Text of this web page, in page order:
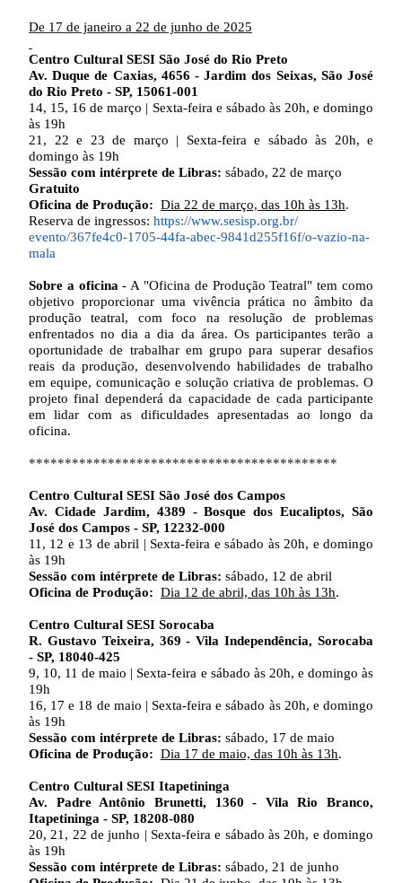
De 17 de janeiro a 22 de junho de 2025
Centro Cultural SESI São José do Rio Preto
Av. Duque de Caxias, 4656 - Jardim dos Seixas, São José
do Rio Preto - SP, 15061-001
14, 15, 16 de março | Sexta-feira e sábado às 20h, e domingo
às 19h
21, 22 e 23 de março | Sexta-feira e sábado às 20h, e
domingo às 19h
Sessão com intérprete de Libras: sábado, 22 de março
Gratuito
Oficina de Produção: Dia 22 de março, das 10h às 13h.
Reserva de ingressos: https://www.sesisp.org.br/
evento/367fe4c0-1705-44fa-abec-9841d255f16f/o-vazio-na-
mala
Sobre a oficina- A "Oficina de Produção Teatral" tem como
objetivo proporcionar uma vivência prática no âmbito da
produção teatral, com foco na resolução de problemas
enfrentados no dia a dia da área. Os participantes terão a
oportunidade de trabalhar em grupo para superar desafios
reais da produção, desenvolvendo habilidades de trabalho
em equipe, comunicação e solução criativa de problemas. O
projeto final dependerá da capacidade de cada participante
em lidar com as dificuldades apresentadas ao longo da
oficina.
*******************************************
Centro Cultural SESI São José dos Campos
Av. Cidade Jardim, 4389 - Bosque dos Eucaliptos, São
José dos Campos - SP, 12232-000
11, 12 e 13 de abril | Sexta-feira e sábado às 20h, e domingo
às 19h
Sessão com intérprete de Libras: sábado, 12 de abril
Oficina de Produção: Dia 12 de abril, das 10h às 13h.
Centro Cultural SESI Sorocaba
R. Gustavo Teixeira, 369 - Vila Independência, Sorocaba
- SP, 18040-425
9, 10, 11 de maio | Sexta-feira e sábado às 20h, e domingo às
19h
16, 17 e 18 de maio | Sexta-feira e sábado às 20h, e domingo
às 19h
Sessão com intérprete de Libras: sábado, 17 de maio
Oficina de Produção: Dia 17 de maio, das 10h às 13h.
Centro Cultural SESI Itapetininga
Av. Padre Antônio Brunetti, 1360 - Vila Rio Branco,
Itapetininga - SP, 18208-080
20, 21, 22 de junho | Sexta-feira e sábado às 20h, e domingo
às 19h
Sessão com intérprete de Libras: sábado, 21 de junho